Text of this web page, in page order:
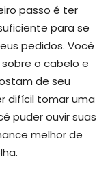
passo é ter
para se
pedidos. Você
o cabelo e
de seu
difícil tomar uma
puder ouvir suas
melhor de